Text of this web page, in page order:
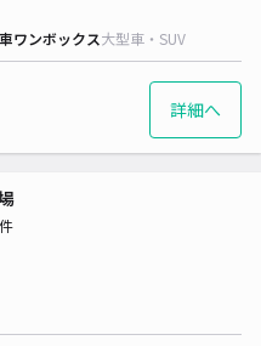
ワンボックス大型車・SUV
詳細へ